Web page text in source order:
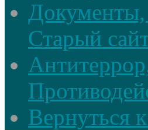
Старый
Вернуться